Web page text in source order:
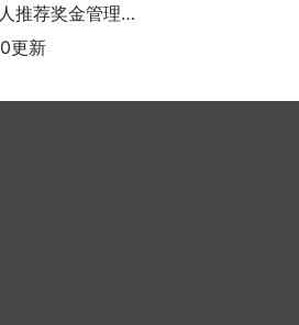
【考勤系统更新】软件增加介绍人推荐奖金管理功能
更新